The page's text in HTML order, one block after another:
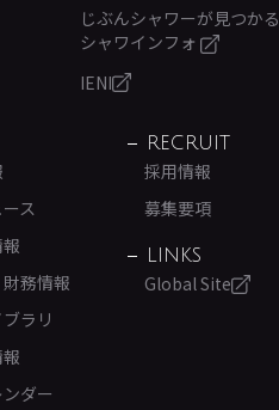
じぶんシャワーが見つかる
シャワインフォ
IENI
ス
務情報
ラリ
ダー
RECRUIT
採用情報
募集要項
LINKS
Global Site